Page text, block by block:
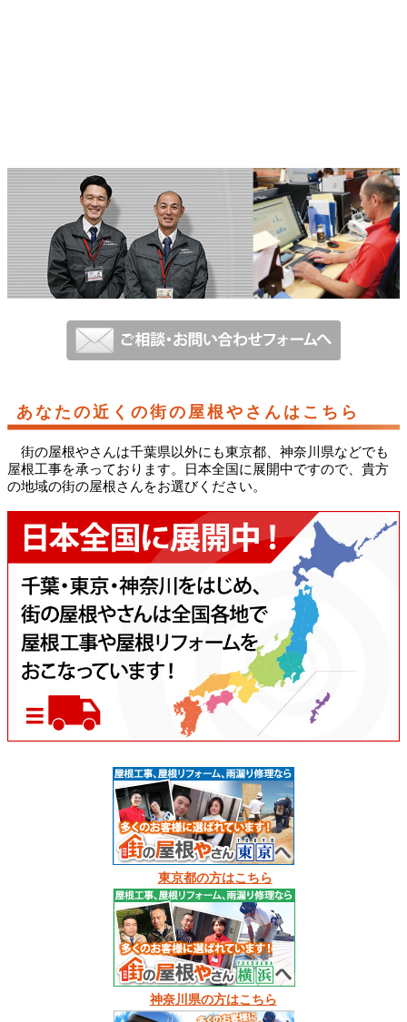
あなたの近くの街の屋根やさんはこちら
街の屋根やさんは千葉県以外にも東京都、神奈川県などでも
屋根工事を承っております。日本全国に展開中ですので、貴方
の地域の街の屋根さんをお選びください。
東京都の方はこちら
神奈川県の方はこちら